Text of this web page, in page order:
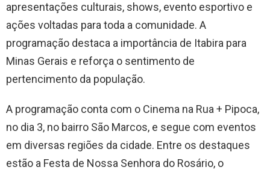
apresentações culturais, shows, evento esportivo e
ações voltadas para toda a comunidade. A
programação destaca a importância de Itabira para
Minas Gerais e reforça o sentimento de
pertencimento da população.
A programação conta com o Cinema na Rua + Pipoca,
no dia 3, no bairro São Marcos, e segue com eventos
em diversas regiões da cidade. Entre os destaques
estão a Festa de Nossa Senhora do Rosário, o